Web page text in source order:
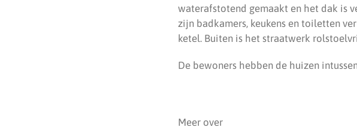
waterafstotend gemaakt en het dak is
zijn badkamers, keukens en toiletten
ketel. Buiten is het straatwerk
De bewoners hebben de huizen
Meer over